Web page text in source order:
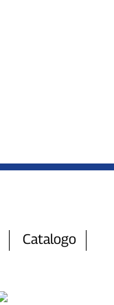
Catalogo